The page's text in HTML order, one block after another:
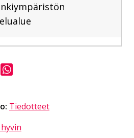
Jaa WhasAppissa
Tiedotteet